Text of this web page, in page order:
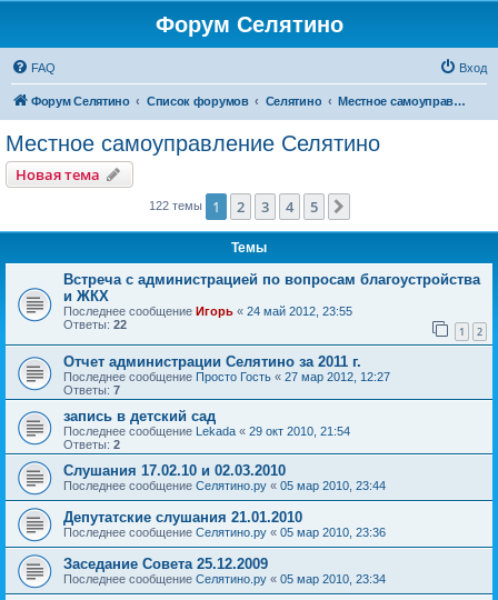
Форум Селятино
FAQ Вход
Форум Селятино Список форумов Селятино Местное самоуправление Селятино
Местное самоуправление Селятино
Новая тема
122 темы 1 2 3 4 5
Темы
Встреча с администрацией по вопросам благоустройства
и ЖКХ
Последнее сообщение Игорь « 24 май 2012, 23:55
Ответы: 22 1 2
Отчет администрации Селятино за 2011 г.
Последнее сообщение Просто Гость « 27 мар 2012, 12:27
Ответы: 7
запись в детский сад
Последнее сообщение Lekada « 29 окт 2010, 21:54
Ответы: 2
Слушания 17.02.10 и 02.03.2010
Последнее сообщение Селятино.ру « 05 мар 2010, 23:44
Депутатские слушания 21.01.2010
Последнее сообщение Селятино.ру « 05 мар 2010, 23:36
Заседание Совета 25.12.2009
Последнее сообщение Селятино.ру « 05 мар 2010, 23:34